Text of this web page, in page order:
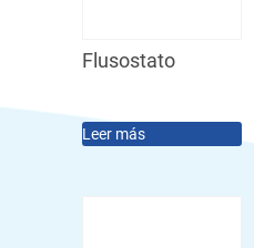
Flusostato
Leer más